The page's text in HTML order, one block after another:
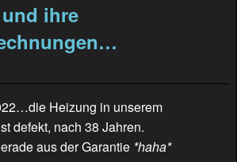
ihre
Heizung in unserem
defekt, nach 38 Jahren.
aus der Garantie *haha*